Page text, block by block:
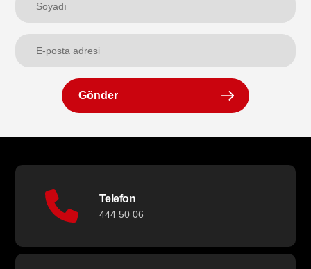
Gönder
Telefon
444 50 06